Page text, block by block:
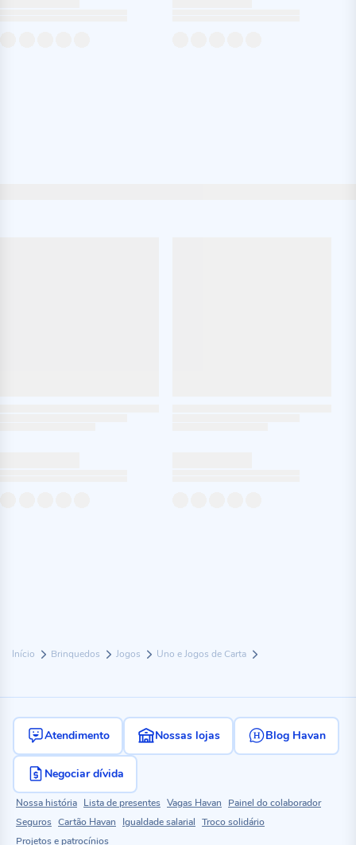
Início Brinquedos Jogos Uno e Jogos de Carta
Atendimento Nossas lojas Blog Havan
Negociar dívida
Nossa história Lista de presentes Vagas Havan
Painel do colaborador
Seguros Cartão Havan Igualdade salarial Troco solidário
Projetos e patrocínios